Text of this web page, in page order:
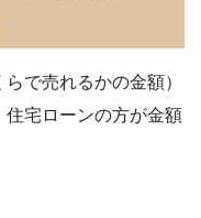
で売れるかの金額）
住宅ローンの方が金額